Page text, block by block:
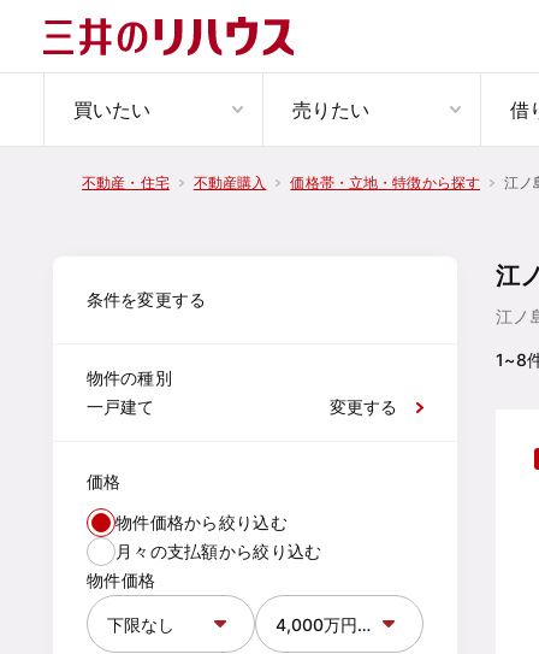
買いたい 売りたい 借
不動産・住宅 不動産購入 価格帯・立地・特徴から探す 江ノ
条件を変更する
物件の種別
一戸建て
変更する
価格
物件価格から絞り込む
月々の支払額から絞り込む
物件価格
江
江ノ
1~8